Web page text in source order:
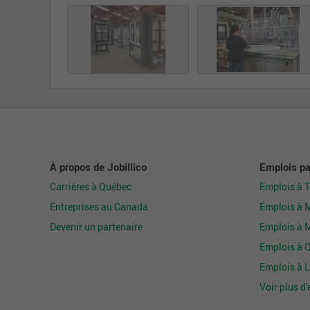
À propos de Jobillico
Carrières à Québec
Entreprises au Canada
Devenir un partenaire
Emplois
Emplois à
Emplois à
Emplois à
Emplois à
Emplois à
Voir plus